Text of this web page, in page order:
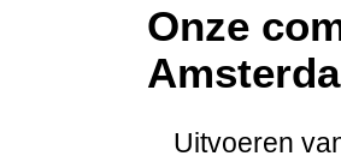
Onze
Uitvoeren